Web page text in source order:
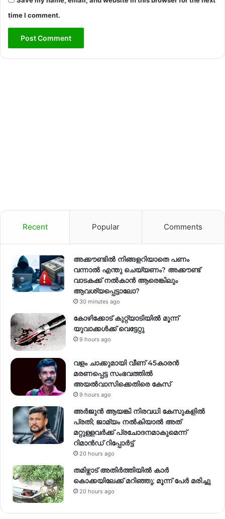
time I comment.
Recent Popular Comments
അക്കൗണ്ടില്‍ നിങ്ങളറിയാതെ പണം
വന്നാല്‍ എന്തു ചെയ്യണം? അക്കൗണ്ട്
വാടകക്ക് നല്‍കാന്‍ ആരെങ്കിലും
ആവശ്യപ്പെട്ടാലോ?
30 minutes ago
കോഴിക്കോട് കുറ്റ്യാടിയിൽ മൂന്ന്
യുവാക്കൾക്ക് വെട്ടേറ്റു
9 hours ago
വളം ചാക്കുമായി വീണ് 45കാരൻ
മരണപ്പെട്ട സംഭവത്തിൽ
അയൽവാസിക്കെതിരെ കേസ്
9 hours ago
അര്‍ജുന്‍ ആയങ്കി നിരവധി കേസുകളില്‍
പ്രതി; ജാമ്യം നല്‍കിയാല്‍ അത്
മറ്റുള്ളവര്‍ക്ക് പ്രചോദനമാകുമെന്ന്
റിമാന്‍ഡ് റിപ്പോര്‍ട്ട്
20 hours ago
തമിഴ്നാട് അതിർത്തിയിൽ കാർ
കൊക്കയിലേക്ക് മറിഞ്ഞു; മൂന്ന് പേർ മരിച്ചു
20 hours ago